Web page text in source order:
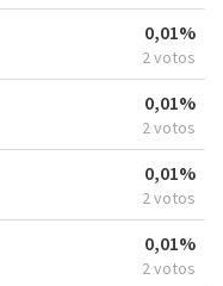
0,01%
2 votos
0,01%
2 votos
0,01%
2 votos
0,01%
2 votos